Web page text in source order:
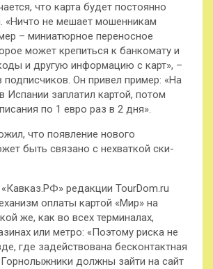
что карта будет постоянно
«Ничто не мешает мошенникам
– миниатюрное переносное
может крепиться к банкомату и
и другую информацию с карт», –
подписчиков. Он привел пример: «На
Испании заплатил картой, потом
по 1 евро раз в 2 дня».
что появление нового
быть связано с нехваткой ски-
редакции TourDom.ru
оплаты картой «Мир» на
же, как во всех терминалах,
или метро: «Поэтому риска не
где задействована бесконтактная
Горнолыжники должны зайти на сайт